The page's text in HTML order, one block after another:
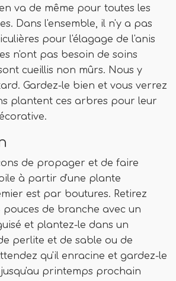
va de même pour toutes les
Dans l'ensemble, il n'y a pas
pour l'élagage de l'anis
n'ont pas besoin de soins
cueillis non mûrs. Nous y
Gardez-le bien et vous verrez
plantent ces arbres pour leur
de propager et de faire
à partir d'une plante
est par boutures. Retirez
pouces de branche avec un
et plantez-le dans un
perlite et de sable ou de
qu'il enracine et gardez-le
printemps prochain